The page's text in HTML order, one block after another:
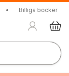
• Billiga böcker